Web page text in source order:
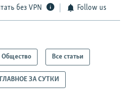
без VPN Follow us
Общество Все статьи
ГЛАВНОЕ ЗА СУТКИ